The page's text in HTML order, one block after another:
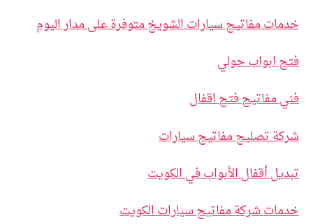
خدمات مفاتيح سيارات الشويخ متوفرة على مدار اليوم
فتح ابواب حولي
فني مفاتيح فتح اقفال
شركة تصليح مفاتيح سيارات
تبديل أقفال الأبواب في الكويت
خدمات شركة مفاتيح سيارات الكويت